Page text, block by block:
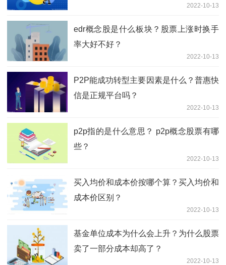
2022-10-13
edr概念股是什么板块？股票上涨时换手
率大好不好？
2022-10-13
P2P能成功转型主要因素是什么？普惠快
信是正规平台吗？
2022-10-13
p2p指的是什么意思？ p2p概念股票有哪
些？
2022-10-13
买入均价和成本价按哪个算？买入均价和
成本价区别？
2022-10-13
基金单位成本为什么会上升？为什么股票
卖了一部分成本却高了？
2022-10-13